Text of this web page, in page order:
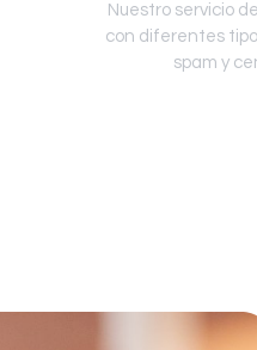
Nuestro servicio
con diferentes
spam y